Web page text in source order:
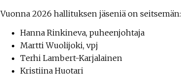
Vuonna 2026 hallituksen jäseniä on seitsemän:
Hanna Rinkineva, puheenjohtaja
Martti Wuolijoki, vpj
Terhi Lambert-Karjalainen
Kristiina Huotari